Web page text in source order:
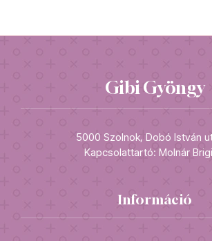
Gibi Gyöngy
5000 Szolnok, Dobó István
Kapcsolattartó: Molnár
Információ